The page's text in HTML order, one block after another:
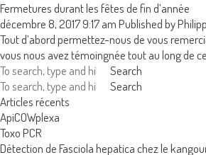
Fermetures durant les fêtes de fin d’année
décembre 8, 2017 9:17 amPublished by
Tout d’abord permettez-nous de vous
vous nous avez témoingnée tout au long de
Search
Search
Articles récents
ApiCOWplexa
Toxo PCR
Détection de Fasciola hepatica chez le